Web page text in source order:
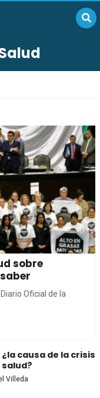
sobre
Oficial de la
causa de la crisis
Villeda